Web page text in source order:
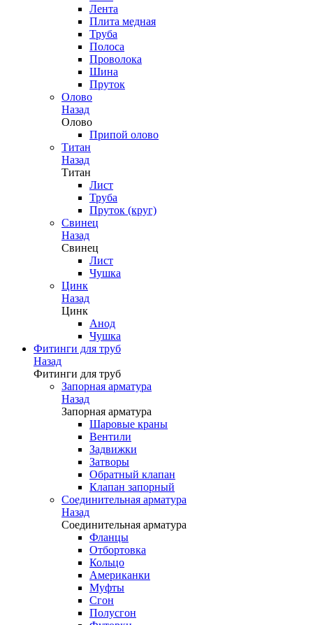
Лента
Плита медная
Труба
Полоса
Проволока
Шина
Пруток
Олово
Назад
Олово
Припой олово
Титан
Назад
Титан
Лист
Труба
Пруток (круг)
Свинец
Назад
Свинец
Лист
Чушка
Цинк
Назад
Цинк
Анод
Чушка
Фитинги для труб
Назад
Фитинги для труб
Запорная арматура
Назад
Запорная арматура
Шаровые краны
Вентили
Задвижки
Затворы
Обратный клапан
Клапан запорный
Соединительная арматура
Назад
Соединительная арматура
Фланцы
Отбортовка
Кольцо
Американки
Муфты
Сгон
Полусгон